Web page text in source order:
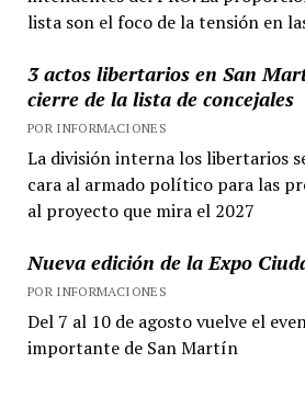
lista son el foco de la tensión en
3 actos libertarios en San
cierre de la lista de concejales
POR INFORMACIONES
La división interna los libertarios
cara al armado político para las
al proyecto que mira el 2027
Nueva edición de la Expo
POR INFORMACIONES
Del 7 al 10 de agosto vuelve el
importante de San Martín